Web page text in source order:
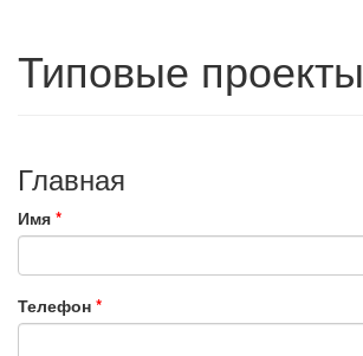
Типовые проекты
Главная
Имя *
Телефон *